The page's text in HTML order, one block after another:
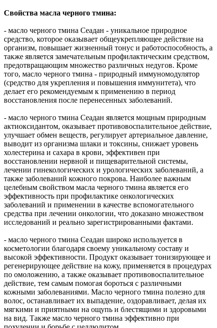
Свойства масла черного тмина:
- масло черного тмина Сеадан - уникальное природное
средство, которое оказывает общеукрепляющее действие на
организм, повышает жизненный тонус и работоспособность, а
также является замечательным профилактическим средством,
предотвращающим множество различных недугов. Кроме
того, масло черного тмина - природный иммуномодулятор
(средство для укрепления и повышения иммунитета), что
делает его рекомендуемым к применению в период
восстановления после перенесенных заболеваний.
- масло черного тмина Сеадан является мощным природным
актиоксидантом, оказывает противовоспалительное действие,
улучшает обмен веществ, регулирует артериальное давление,
выводит из организма шлаки и токсины, снижает уровень
холестерина и сахара в крови, эффективен при
восстановлении нервной и пищеварительной системы,
лечении гинекологических и урологических заболеваний, а
также заболеваний кожного покрова. Наиболее важным
целебным свойством масла черного тмина является его
эффективность при профилактике онкологических
заболеваний и применении в качестве вспомогательного
средства при лечении онкологии, что доказано множеством
исследований и реально зарегистрированными фактами.
- масло черного тмина Сеадан широко используется в
косметологии благодаря своему уникальному составу и
высокой эффективности. Продукт оказывает тонизирующее и
регенерирующее действие на кожу, применяется в процедурах
по омоложению, а также оказывает противовоспалительное
действие, тем самым помогая бороться с различными
кожными заболеваниями. Масло черного тмина полезно для
волос, останавливает их выпадение, оздоравливает, делая их
мягкими и приятными на ощупь и блестящими и здоровыми
на вид. Также масло черного тмина эффективно при